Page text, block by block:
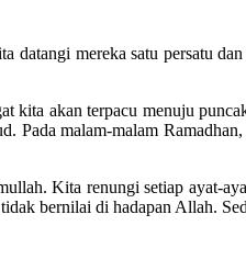
mereka satu persatu
kita akan terpacu menuju
Pada malam-malam
Kita renungi setiap ayat-
bernilai di hadapan Allah.